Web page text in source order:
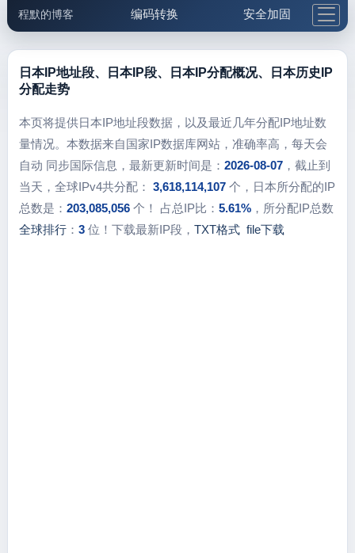
程默的博客 编码转换 安全加固
邮件工具 生活便民 更多工具
日本IP地址段、日本IP段、日本IP分配概况、日本历史IP
分配走势
本页将提供日本IP地址段数据，以及最近几年分配IP地址数
量情况。本数据来自国家IP数据库网站，准确率高，每天会
自动 同步国际信息，最新更新时间是： 2026-08-07，截止到
当天，全球IPv4共分配： 3,618,114,107个，日本所分配的IP
总数是： 203,085,056个！ 占总IP比： 5.61%，所分配IP总数
全球排行： 3位！下载最新IP段， TXT格式 file下载